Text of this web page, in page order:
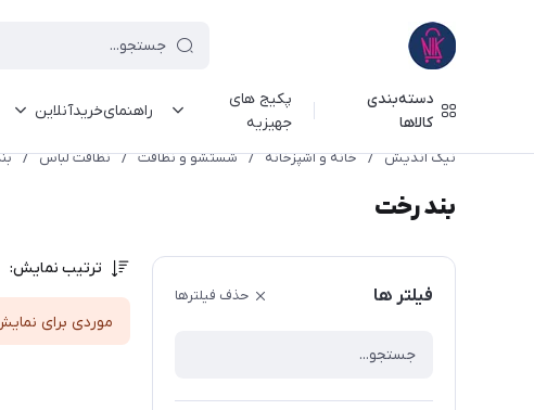
دسته‌بندی
کالاها
پکیج های
جهیزیه
راهنمای‌خرید‌آنلاین
نیک اندیش / خانه و آشپزخانه / شستشو و نظافت / نظافت لباس /
بند رخت
فیلتر ها حذف فیلترها
ترتیب نمایش:
موردی برای